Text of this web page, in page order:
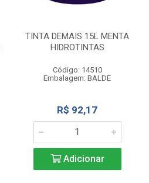
TINTA DEMAIS 15L MENTA
HIDROTINTAS
Código: 14510
Embalagem: BALDE
R$ 92,17
Adicionar